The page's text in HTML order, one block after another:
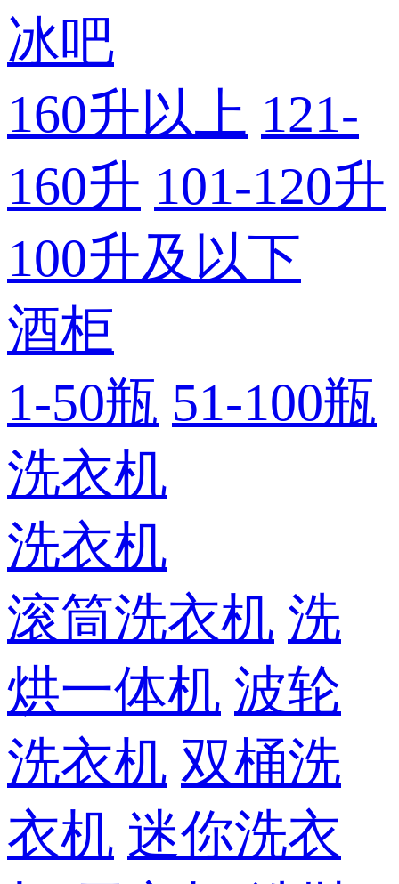
冰吧
160升以上 121-
160升 101-120升
100升及以下
酒柜
1-50瓶 51-100瓶
洗衣机
洗衣机
滚筒洗衣机 洗
烘一体机 波轮
洗衣机 双桶洗
衣机 迷你洗衣